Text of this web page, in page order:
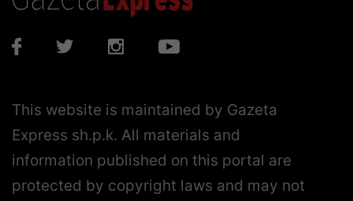
This website is maintained by Gazeta
Express sh.p.k. All materials and
information published on this portal are
protected by copyright laws and may not